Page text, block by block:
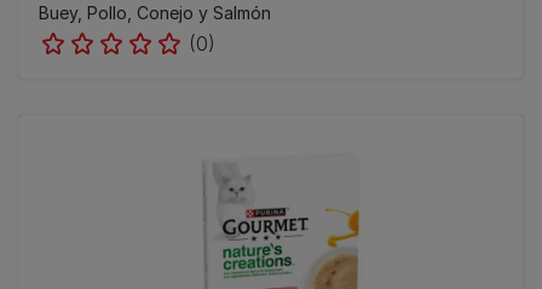
Buey, Pollo, Conejo y Salmón
(0)